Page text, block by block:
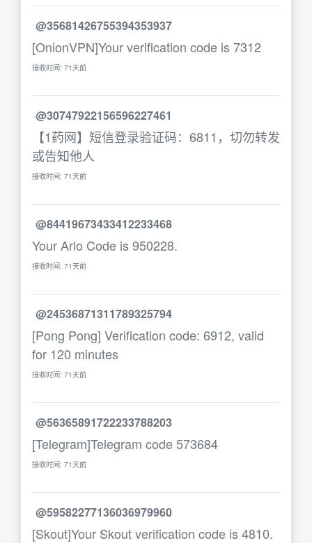
@35681426755394353937
[OnionVPN]Your verification code is 7312
接收时间: 71天前
@30747922156596227461
【1药网】短信登录验证码：6811，切勿转发
或告知他人
接收时间: 71天前
@84419673433412233468
Your Arlo Code is 950228.
接收时间: 71天前
@24536871311789325794
[Pong Pong] Verification code: 6912, valid
for 120 minutes
接收时间: 71天前
@56365891722233788203
[Telegram]Telegram code 573684
接收时间: 71天前
@59582277136036979960
[Skout]Your Skout verification code is 4810.